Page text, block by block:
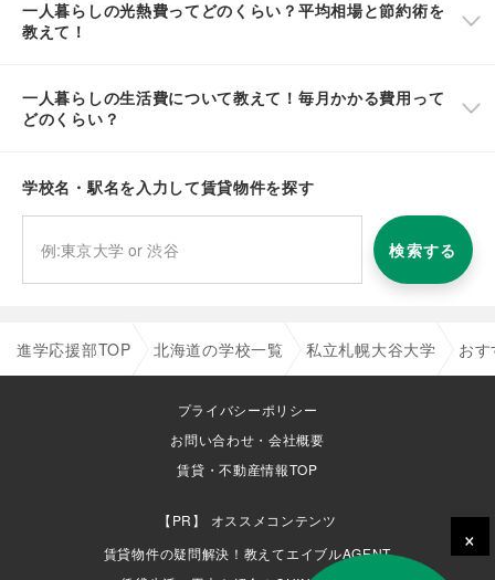
×
一人暮らしの光熱費ってどのくらい？平均相場と節約術を
教えて！
一人暮らしの生活費について教えて！毎月かかる費用って
どのくらい？
学校名・駅名を入力して賃貸物件を探す
検索する
進学応援部TOP 北海道の学校一覧 私立札幌大谷大学 お
プライバシーポリシー
お問い合わせ・会社概要
賃貸・不動産情報TOP
オススメコンテンツ
賃貸物件の疑問解決！教えてエイブルAGENT